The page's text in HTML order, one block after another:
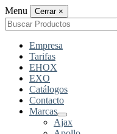
Menu Cerrar ×
Buscar
por:
Empresa
Tarifas
EHOX
EXO
Catálogos
Contacto
Marcas
Ajax